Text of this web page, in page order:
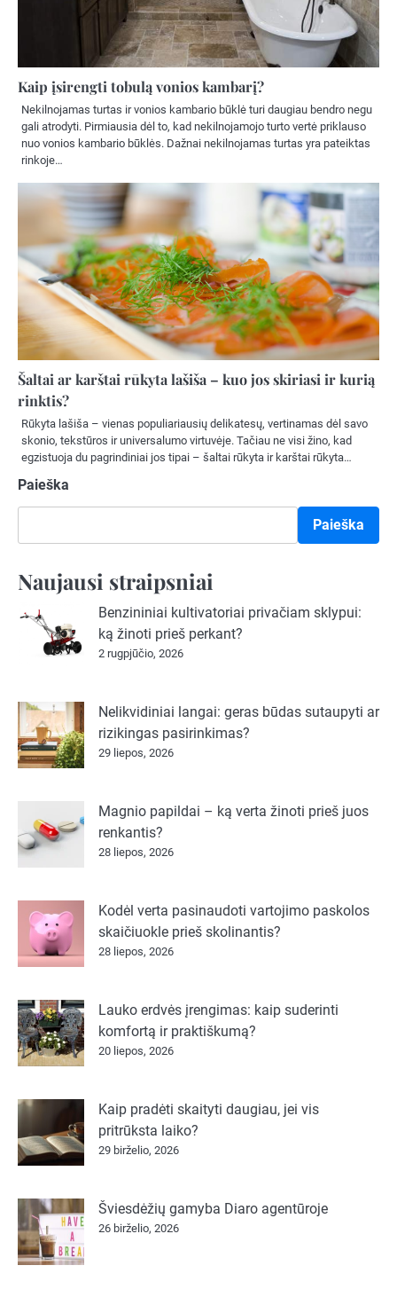
Kaip įsirengti tobulą vonios kambarį?
Nekilnojamas turtas ir vonios kambario būklė turi daugiau bendro negu
gali atrodyti. Pirmiausia dėl to, kad nekilnojamojo turto vertė priklauso
nuo vonios kambario būklės. Dažnai nekilnojamas turtas yra pateiktas
rinkoje…
Šaltai ar karštai rūkyta lašiša – kuo jos skiriasi ir kurią
rinktis?
Rūkyta lašiša – vienas populiariausių delikatesų, vertinamas dėl savo
skonio, tekstūros ir universalumo virtuvėje. Tačiau ne visi žino, kad
egzistuoja du pagrindiniai jos tipai – šaltai rūkyta ir karštai rūkyta…
Paieška
Paieška
Naujausi straipsniai
Benzininiai kultivatoriai privačiam sklypui:
ką žinoti prieš perkant?
2 rugpjūčio, 2026
Nelikvidiniai langai: geras būdas sutaupyti ar
rizikingas pasirinkimas?
29 liepos, 2026
Magnio papildai – ką verta žinoti prieš juos
renkantis?
28 liepos, 2026
Kodėl verta pasinaudoti vartojimo paskolos
skaičiuokle prieš skolinantis?
28 liepos, 2026
Lauko erdvės įrengimas: kaip suderinti
komfortą ir praktiškumą?
20 liepos, 2026
Kaip pradėti skaityti daugiau, jei vis
pritrūksta laiko?
29 birželio, 2026
Šviesdėžių gamyba Diaro agentūroje
26 birželio, 2026